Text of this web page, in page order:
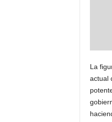
La
actual